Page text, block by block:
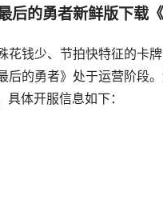
后的勇者新鲜版下载《
花钱少、节拍快特征的卡
后的勇者》处于运营阶段
体开服信息如下：